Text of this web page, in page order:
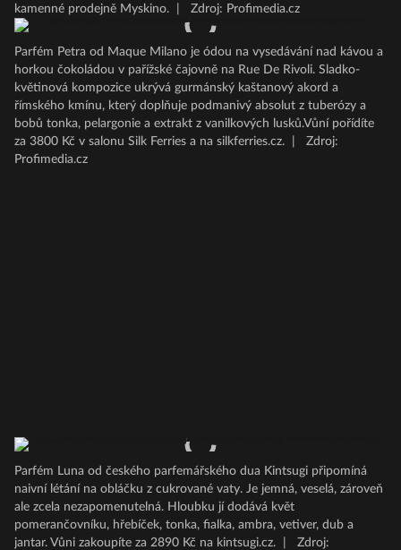
kamenné prodejně Myskino. Zdroj: Profimedia.cz
Parfém Petra od Maque Milano je ódou na vysedávání nad kávou a
horkou čokoládou v pařížské čajovně na Rue De Rivoli. Sladko-
květinová kompozice ukrývá gurmánský kaštanový akord a
římského kmínu, který doplňuje podmanivý absolut z tuberózy a
bobů tonka, pelargonie a extrakt z vanilkových lusků.Vůní pořídíte
za 3800 Kč v salonu Silk Ferries a na silkferries.cz.
Zdroj:
Profimedia.cz
Parfém Luna od českého parfemářského dua Kintsugi připomíná
naivní létání na obláčku z cukrované vaty. Je jemná, veselá, zároveň
ale zcela nezapomenutelná. Hloubku jí dodává květ
pomerančovníku, hřebíček, tonka, fialka, ambra, vetiver, dub a
jantar. Vůni zakoupíte za 2890 Kč na kintsugi.cz.
Zdroj: